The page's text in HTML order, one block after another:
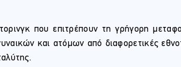
που επιτρέπουν τη γρήγορη
και ατόμων από διαφορετικές